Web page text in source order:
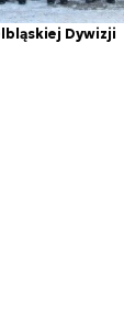
Dywizji